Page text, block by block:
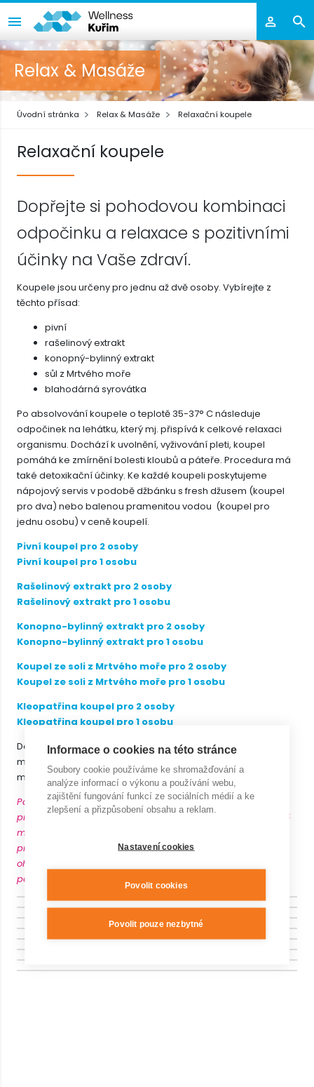
Relax & Masáže
Úvodní stránka Relax & Masáže Relaxační koupele
Relaxační koupele
Dopřejte si pohodovou kombinaci
odpočinku a relaxace s pozitivními
účinky na Vaše zdraví.
Koupele jsou určeny pro jednu až dvě osoby. Vybírejte z
těchto přísad:
pivní
rašelinový extrakt
konopný-bylinný extrakt
sůl z Mrtvého moře
blahodárná syrovátka
Po absolvování koupele o teplotě 35-37° C následuje
odpočinek na lehátku, který mj. přispívá k celkové relaxaci
organismu. Dochází k uvolnění, vyživování pleti, koupel
pomáhá ke zmírnění bolesti kloubů a páteře. Procedura má
také detoxikační účinky. Ke každé koupeli poskytujeme
nápojový servis v podobě džbánku s fresh džusem (koupel
pro dva) nebo balenou pramenitou vodou (koupel pro
jednu osobu) v ceně koupelí.
Pivní koupel pro 2 osoby
Pivní koupel pro 1 osobu
Rašelinový extrakt pro 2 osoby
Rašelinový extrakt pro 1 osobu
Konopno-bylinný extrakt pro 2 osoby
Konopno-bylinný extrakt pro 1 osobu
Koupel ze soli z Mrtvého moře pro 2 osoby
Koupel ze soli z Mrtvého moře pro 1 osobu
Kleopatřina koupel pro 2 osoby
Kleopatřina koupel pro 1 osobu
Délka procedury je 60 minut, možno dokoupit dalších 30
minut navíc. Procedury je nutné předem objednat na e-
mailu: relax@wellnesskurim.cz, nebo telefonu 541 420 241.
Pamatujte, prosím, na Váš včasný příchod na naše
procedury. Na rezervované procedury přicházejte alespoň 5
minut před začátkem. Procedury na sebe mnohdy navazují,
proto je končíme zásadně dle rezervovaného času (právě s
ohledem na klienty přicházející po Vás). Děkujeme za
pochopení.
Informace o cookies na této stránce
Soubory cookie používáme ke shromažďování a
analýze informací o výkonu a používání webu,
zajištění fungování funkcí ze sociálních médií a ke
zlepšení a přizpůsobení obsahu a reklam.
Nastavení cookies
Povolit cookies
Povolit pouze nezbytné